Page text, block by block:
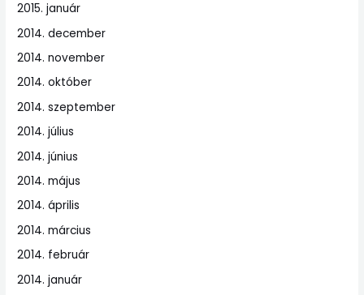
2015. január
2014. december
2014. november
2014. október
2014. szeptember
2014. július
2014. június
2014. május
2014. április
2014. március
2014. február
2014. január